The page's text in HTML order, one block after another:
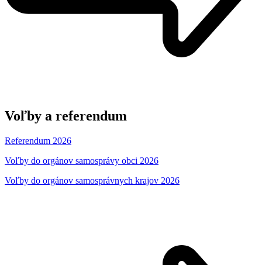
Voľby a referendum
Referendum 2026
Voľby do orgánov samosprávy obci 2026
Voľby do orgánov samosprávnych krajov 2026